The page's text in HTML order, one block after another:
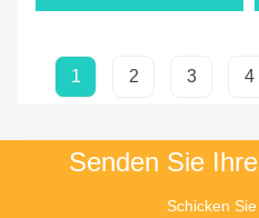
1 2 3 4
Senden Sie
Schicken